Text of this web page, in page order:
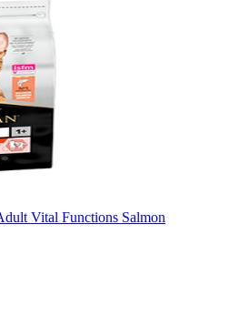
Vital Functions Salmon